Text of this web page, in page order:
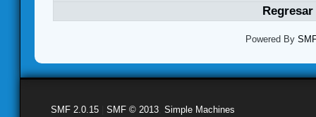
Powered By
SMF 2.0.15 SMF © 2013 Simple Machines